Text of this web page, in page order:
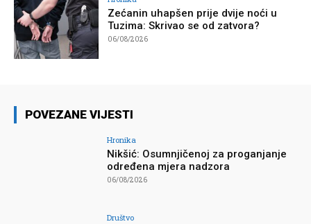
Zećanin uhapšen prije dvije noći u
Tuzima: Skrivao se od zatvora?
06/08/2026
POVEZANE VIJESTI
Hronika
Nikšić: Osumnjičenoj za proganjanje
određena mjera nadzora
06/08/2026
Društvo